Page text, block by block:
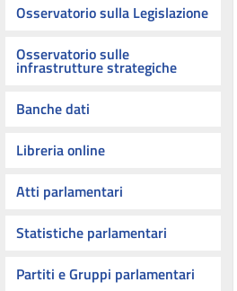
Osservatorio sulla Legislazione
Osservatorio sulle
infrastrutture strategiche
Banche dati
Libreria online
Atti parlamentari
Statistiche parlamentari
Partiti e Gruppi parlamentari